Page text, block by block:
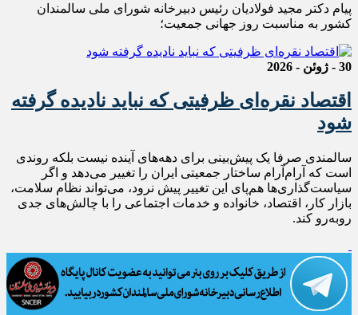
پیام دکتر مجید فولادیان رئیس دبیرخانه شورای ملی سالمندان
کشور به مناسبت روز جهانی جمعیت؛
30 - ژوئن - 2026
اقتصاد نقره‌ای ظرفیتی که نباید نادیده گرفته
شود
سالمندی صرفا یک پیش‌بینی برای دهه‌های آینده نیست بلکه روندی
است که آرام‌آرام ساختار جمعیتی ایران را تغییر می‌دهد و اگر
سیاست‌گذاری‌ها هم‌پای این تغییر پیش نرود، می‌تواند نظام سلامت،
بازار کار، اقتصاد، خانواده و خدمات اجتماعی را با چالش‌های جدی
روبه‌رو کند.